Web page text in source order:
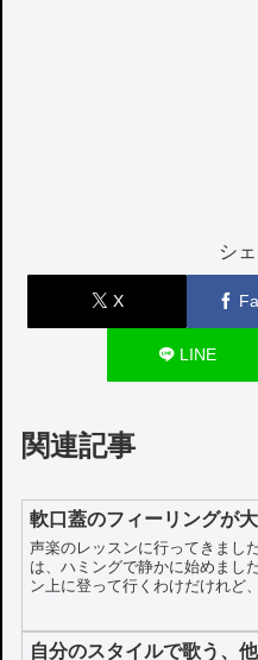
シ
X
LINE
関連記事
軟口蓋のフィーリングが
声楽のレッスンに行ってきま
は、ハミングで静かに始めまし
ン上に登って行くわけだけれど
自分のスタイルで歌う、